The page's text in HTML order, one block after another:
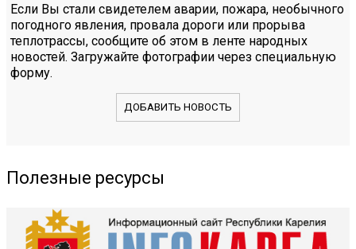
Если Вы стали свидетелем аварии, пожара, необычного
погодного явления, провала дороги или прорыва
теплотрассы, сообщите об этом в ленте народных
новостей. Загружайте фотографии через специальную
форму.
ДОБАВИТЬ НОВОСТЬ
Полезные ресурсы